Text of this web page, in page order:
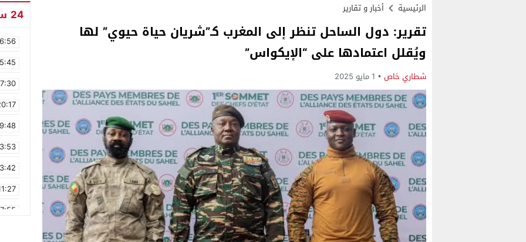
الرئيسية أخبار و تقارير
تقرير: دول الساحل تنظر إلى المغرب كـ”شريان حياة حيوي” لها
ويُقلل اعتمادها على “الإيكواس”
شطاري خاص 1 مايو 2025
24 ساعة